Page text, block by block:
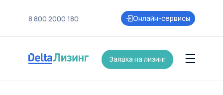
8 800 2000 180 Онлайн-сервисы
Заявка на лизинг